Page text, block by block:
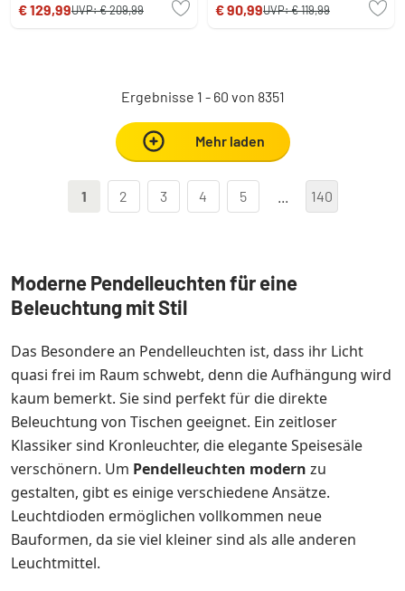
€ 129,99UVP:€ 209,99 € 90,99UVP:€ 119,99
Ergebnisse 1 - 60 von 8351
Mehr laden
1 2 3 4 5 140
Moderne Pendelleuchten für eine
Beleuchtung mit Stil
Das Besondere an Pendelleuchten ist, dass ihr Licht
quasi frei im Raum schwebt, denn die Aufhängung wird
kaum bemerkt. Sie sind perfekt für die direkte
Beleuchtung von Tischen geeignet. Ein zeitloser
Klassiker sind Kronleuchter, die elegante Speisesäle
verschönern. Um Pendelleuchten modern zu
gestalten, gibt es einige verschiedene Ansätze.
Leuchtdioden ermöglichen vollkommen neue
Bauformen, da sie viel kleiner sind als alle anderen
Leuchtmittel.